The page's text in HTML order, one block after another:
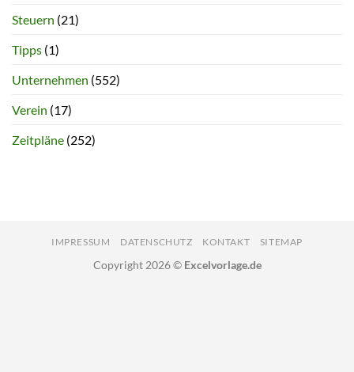
Steuern (21)
Tipps (1)
Unternehmen (552)
Verein (17)
Zeitpläne (252)
IMPRESSUM DATENSCHUTZ KONTAKT SITEMAP
Copyright 2026 © Excelvorlage.de